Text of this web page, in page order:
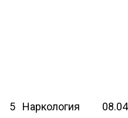
5 Наркология